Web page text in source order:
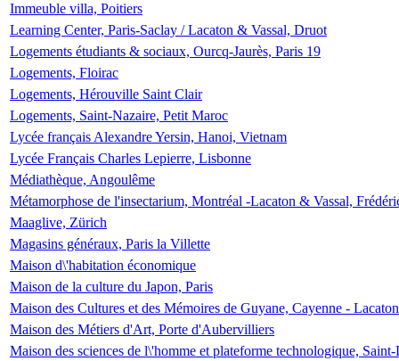
Immeuble villa, Poitiers
Learning Center, Paris-Saclay / Lacaton & Vassal, Druot
Logements étudiants & sociaux, Ourcq-Jaurès, Paris 19
Logements, Floirac
Logements, Hérouville Saint Clair
Logements, Saint-Nazaire, Petit Maroc
Lycée français Alexandre Yersin, Hanoi, Vietnam
Lycée Français Charles Lepierre, Lisbonne
Médiathèque, Angoulême
Métamorphose de l'insectarium, Montréal -Lacaton & Vassal,
Maaglive, Zürich
Magasins généraux, Paris la Villette
Maison d\'habitation économique
Maison de la culture du Japon, Paris
Maison des Cultures et des Mémoires de Guyane, Cayenne -
Maison des Métiers d'Art, Porte d'Aubervilliers
Maison des sciences de l\'homme et plateforme technologique,